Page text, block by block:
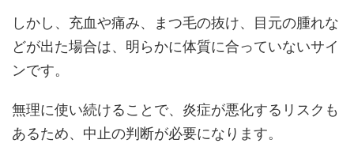
しかし、充血や痛み、まつ毛の抜け、目元の腫れな
どが出た場合は、明らかに体質に合っていないサイ
ンです。
無理に使い続けることで、炎症が悪化するリスクも
あるため、中止の判断が必要になります。